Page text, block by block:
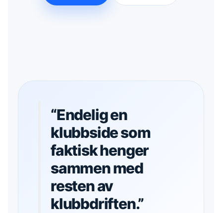
“Endelig en
klubbside som
faktisk henger
sammen med
resten av
klubbdriften.”